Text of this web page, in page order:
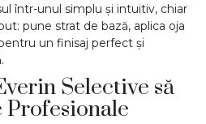
într-unul simplu și intuitiv, chiar
pune strat de bază, aplica oja
un finisaj perfect și
Selective să
Profesionale